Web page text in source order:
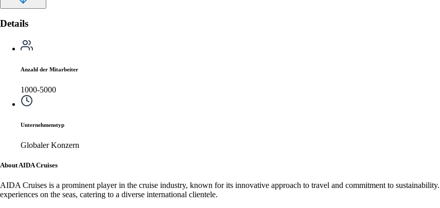
Details
Anzahl der Mitarbeiter
1000-5000
Unternehmenstyp
Globaler Konzern
About AIDA Cruises
AIDA Cruises is a prominent player in the cruise industry, known for its innovative approach to travel and commitment to
experiences on the seas, catering to a diverse international clientele.